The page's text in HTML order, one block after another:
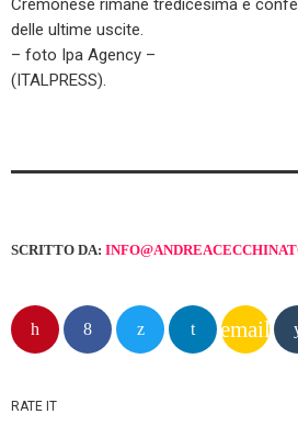
Cremonese rimane tredicesima e
delle ultime uscite.
– foto Ipa Agency –
(ITALPRESS).
SCRITTO DA:
email
RATE IT